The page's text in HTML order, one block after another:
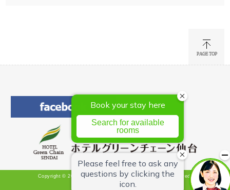
Copyright © 2026 Hotel Green Chain Sendai All Rights Reserved.